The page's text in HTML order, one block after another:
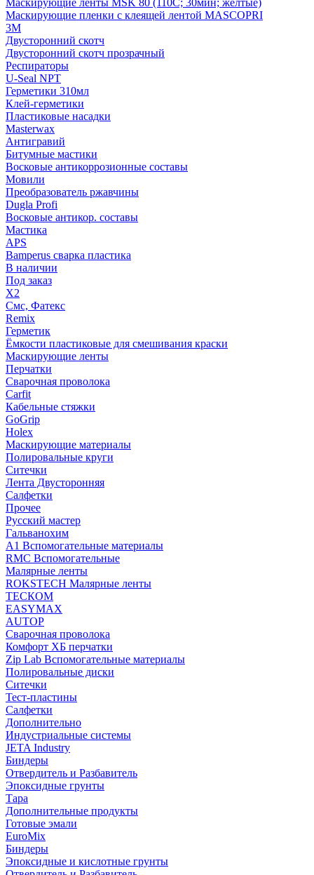
Маскирующие ленты MSK 80 (110С; 30мин; желтые)
Маскирующие пленки с клеящей лентой MASCOPRI
3M
Двусторонний скотч
Двусторонний скотч прозрачный
Респираторы
U-Seal NPT
Герметики 310мл
Клей-герметики
Пластиковые насадки
Masterwax
Антигравий
Битумные мастики
Восковые антикоррозионные составы
Мовили
Преобразователь ржавчины
Dugla Profi
Восковые антикор. составы
Мастика
APS
Bamperus сварка пластика
В наличии
Под заказ
X2
Смс, Фатекс
Remix
Герметик
Ёмкости пластиковые для смешивания краски
Маскирующие ленты
Перчатки
Сварочная проволока
Carfit
Кабельные стяжки
GoGrip
Holex
Маскирующие материалы
Полировальные круги
Ситечки
Лента Двусторонняя
Салфетки
Прочее
Русский мастер
Гальванохим
А1 Вспомогательные материалы
RMC Вспомогательные
Малярные ленты
ROKSTECH Малярные ленты
ТЕСКОМ
EASYMAX
AUTOP
Сварочная проволока
Комфорт ХБ перчатки
Zip Lab Вспомогательные материалы
Полировальные диски
Ситечки
Тест-пластины
Салфетки
Дополнительно
Индустриальные системы
JETA Industry
Биндеры
Отвердитель и Разбавитель
Эпоксидные грунты
Тара
Дополнительные продукты
Готовые эмали
EuroMix
Биндеры
Эпоксидные и кислотные грунты